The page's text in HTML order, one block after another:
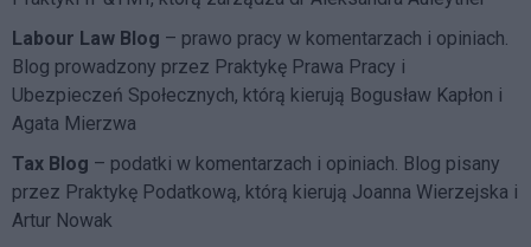
Labour Law Blog – prawo pracy w komentarzach i opiniach.
Blog prowadzony przez Praktykę Prawa Pracy i
Ubezpieczeń Społecznych, którą kierują Bogusław Kapłon i
Agata Mierzwa
Tax Blog – podatki w komentarzach i opiniach. Blog pisany
przez Praktykę Podatkową, którą kierują Joanna Wierzejska i
Artur Nowak